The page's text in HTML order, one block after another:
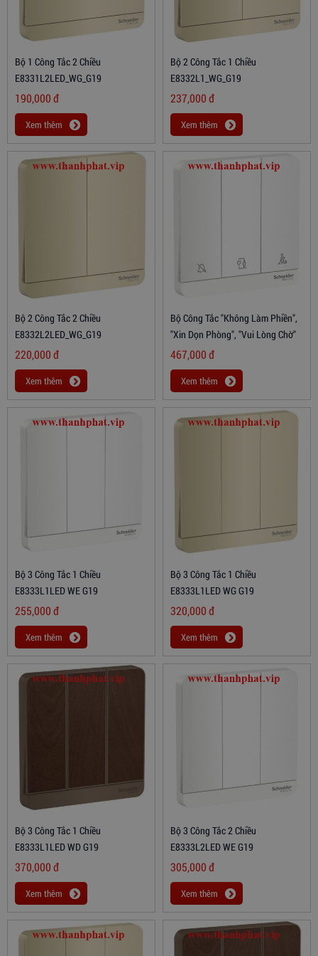
Bộ 1 Công Tắc 2 Chiều
E8331L2LED_WG_G19
190,000đ
Xem thêm
Bộ 2 Công Tắc 1 Chiều
E8332L1_WG_G19
237,000đ
Xem thêm
Bộ 2 Công Tắc 2 Chiều
E8332L2LED_WG_G19
220,000đ
Xem thêm
Bộ Công Tắc "Không Làm Phiền",
"Xin Dọn Phòng", "Vui Lòng Chờ"
467,000đ
Xem thêm
Bộ 3 Công Tắc 1 Chiều
E8333L1LED WE G19
255,000đ
Xem thêm
Bộ 3 Công Tắc 1 Chiều
E8333L1LED WG G19
320,000đ
Xem thêm
Bộ 3 Công Tắc 1 Chiều
E8333L1LED WD G19
370,000đ
Xem thêm
Bộ 3 Công Tắc 2 Chiều
E8333L2LED WE G19
305,000đ
Xem thêm